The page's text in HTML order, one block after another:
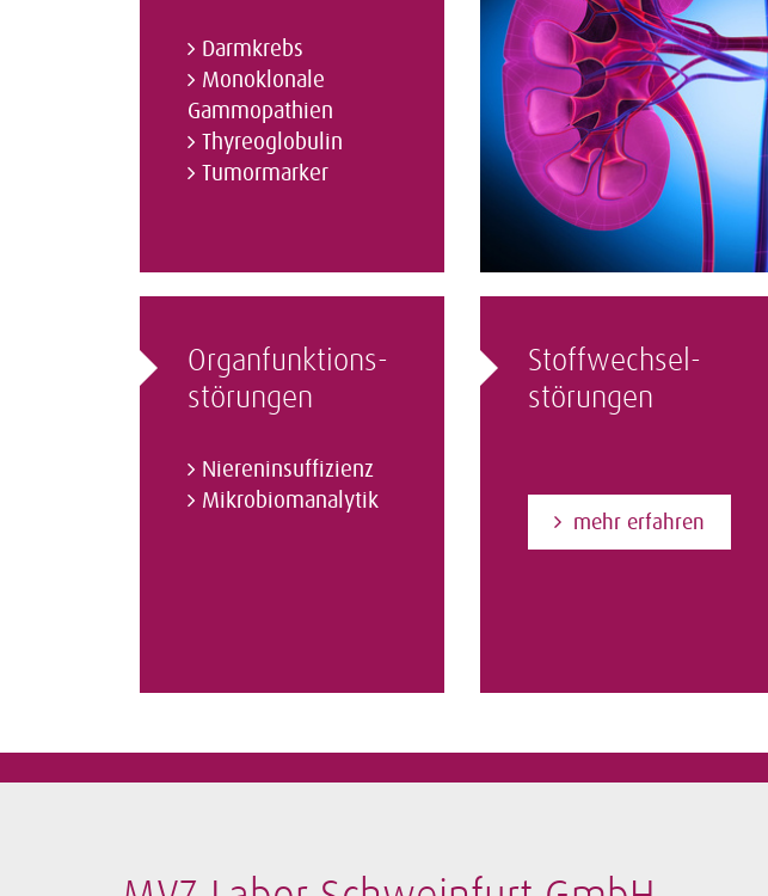
Darmkrebs
Monoklonale
Gammopathien
Thyreoglobulin
Tumormarker
Organfunktions­
störungen
Niereninsuffizienz
Mikrobiomanalytik
Stoffwechsel­
störungen
mehr erfahren